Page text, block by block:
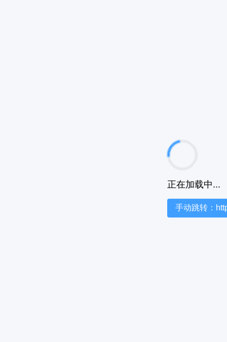
正在加载中...
手动跳转：